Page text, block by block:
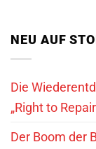
NEU AUF
Die
„Right to
Der Boom der